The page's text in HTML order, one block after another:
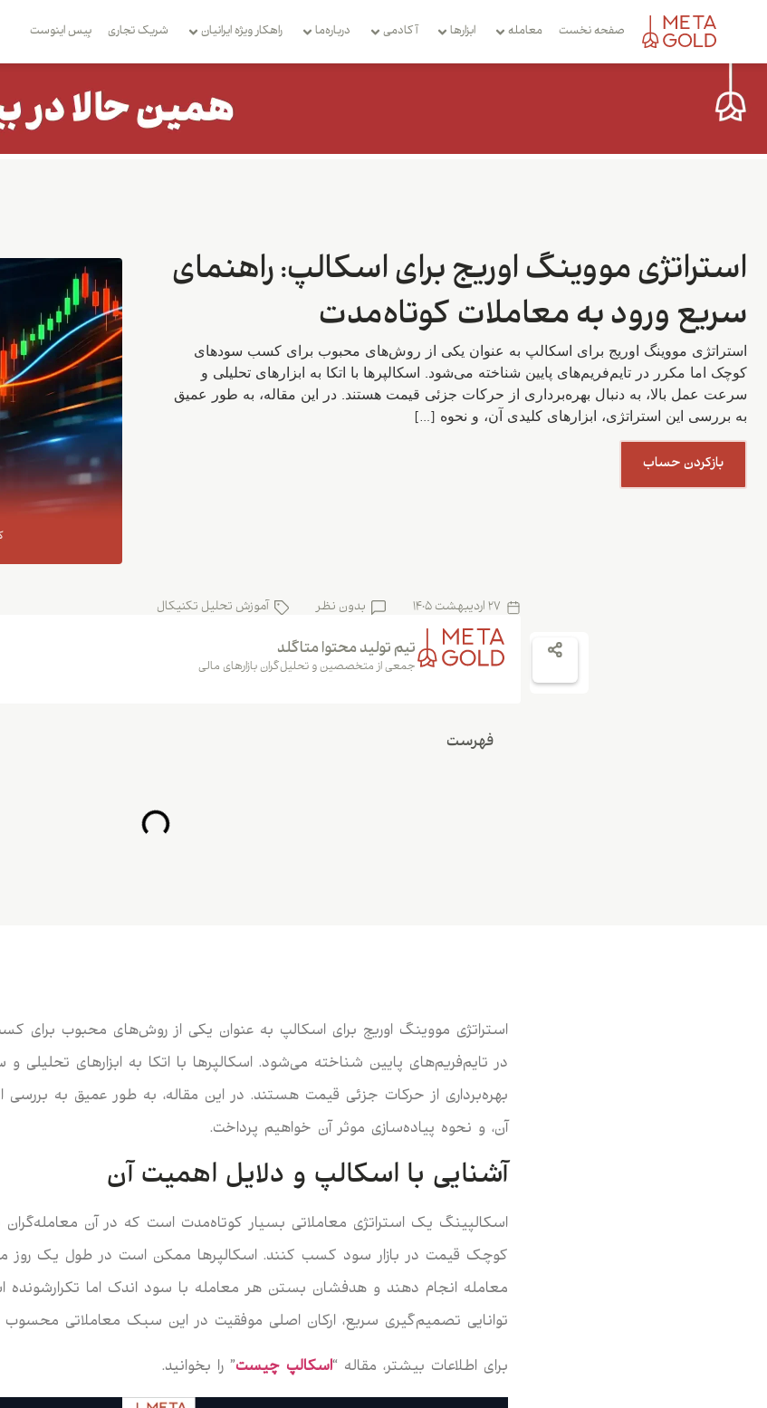
صفحه نخست معامله ابزارها آکادمی درباره‌ما راهکار ویژه ایرانیان شریک تجاری بِیس اینوست
استراتژی مووینگ اوریج برای اسکالپ: راهنمای
سریع ورود به معاملات کوتاه‌مدت
استراتژی مووینگ اوریج برای اسکالپ به عنوان یکی از روش‌های محبوب برای کسب سودهای
کوچک اما مکرر در تایم‌فریم‌های پایین شناخته می‌شود. اسکالپرها با اتکا به ابزارهای تحلیلی و
سرعت عمل بالا، به دنبال بهره‌برداری از حرکات جزئی قیمت هستند. در این مقاله، به طور عمیق
به بررسی این استراتژی، ابزارهای کلیدی آن، و نحوه […]
بازکردن حساب
27 اردیبهشت 1405 بدون نظر آموزش تحلیل تکنیکال
تیم تولید محتوا متاگلد
جمعی از متخصصین و تحلیل‌گران بازارهای مالی
فهرست
استراتژی مووینگ اوریج برای اسکالپ به عنوان یکی از روش‌های محبوب برای
در تایم‌فریم‌های پایین شناخته می‌شود. اسکالپرها با اتکا به ابزارهای تحلیلی و
بهره‌برداری از حرکات جزئی قیمت هستند. در این مقاله، به طور عمیق به بررسی
آن، و نحوه پیاده‌سازی موثر آن خواهیم پرداخت.
آشنایی با اسکالپ و دلایل اهمیت آن
اسکالپینگ یک استراتژی معاملاتی بسیار کوتاه‌مدت است که در آن
کوچک قیمت در بازار سود کسب کنند. اسکالپرها ممکن است در طول یک روز
معامله انجام دهند و هدفشان بستن هر معامله با سود اندک اما
توانایی تصمیم‌گیری سریع، ارکان اصلی موفقیت در این سبک معاملاتی
برای اطلاعات بیشتر، مقاله “اسکالپ چیست” را بخوانید.